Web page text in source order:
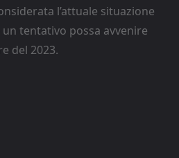
l’attuale situazione
tentativo possa avvenire
del 2023.